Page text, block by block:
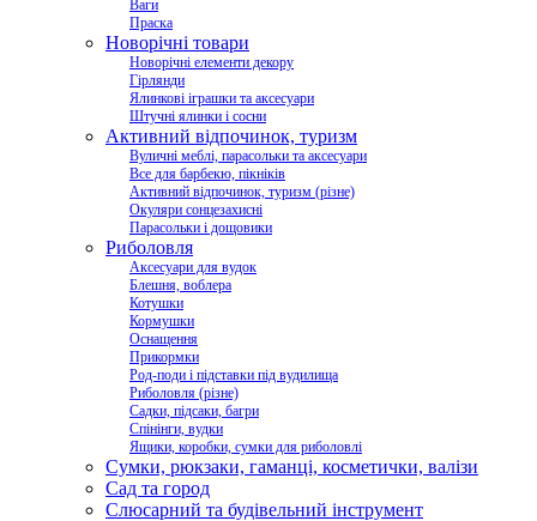
Ваги
Праска
Новорічні товари
Новорічні елементи декору
Гірлянди
Ялинкові іграшки та аксесуари
Штучні ялинки і сосни
Активний відпочинок, туризм
Вуличні меблі, парасольки та аксесуари
Все для барбекю, пікніків
Активний відпочинок, туризм (різне)
Окуляри сонцезахисні
Парасольки і дощовики
Риболовля
Аксесуари для вудок
Блешня, воблера
Котушки
Кормушки
Оснащення
Прикормки
Род-поди і підставки під вудилища
Риболовля (різне)
Садки, підсаки, багри
Спінінги, вудки
Ящики, коробки, сумки для риболовлі
Сумки, рюкзаки, гаманці, косметички, валізи
Сад та город
Слюсарний та будівельний інструмент